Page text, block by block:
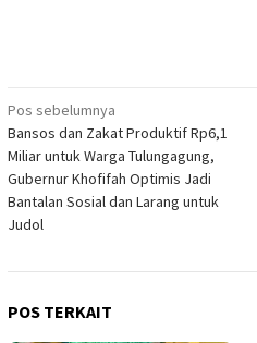
Navigasi
pos
Pos sebelumnya
Bansos dan Zakat Produktif Rp6,1
Miliar untuk Warga Tulungagung,
Gubernur Khofifah Optimis Jadi
Bantalan Sosial dan Larang untuk
Judol
POS TERKAIT